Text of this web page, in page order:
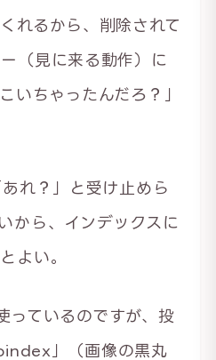
れるから、削除されて
（見に来る動作）に
いちゃったんだろ？」
れ？」と受け止めら
から、インデックスに
よい。
ているのですが、投
」（画像の黒丸